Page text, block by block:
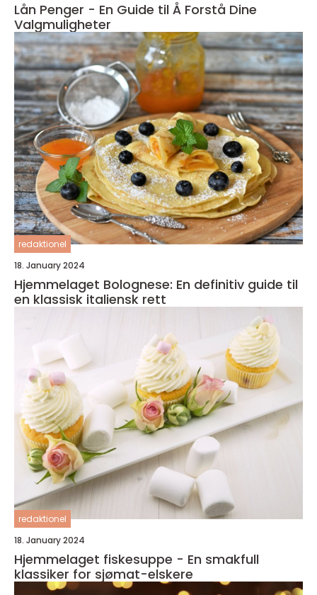
Lån Penger - En Guide til Å Forstå Dine
Valgmuligheter
redaktionel
18. January 2024
Hjemmelaget Bolognese: En definitiv guide til
en klassisk italiensk rett
redaktionel
18. January 2024
Hjemmelaget fiskesuppe - En smakfull
klassiker for sjømat-elskere